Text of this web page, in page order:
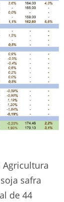
safra
de 44